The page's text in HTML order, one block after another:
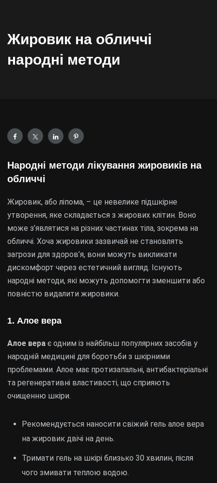
Жировик на обличчі
народні методи
Народні методи лікування жировиків на
обличчі
Жировик, або ліпома, – це невелике підшкірне
утворення, яке складається з жирових клітин. Воно
може з’являтися на різних частинах тіла, зокрема на
обличчі. Хоча жировики зазвичай не становлять
загрози для здоров’я, вони можуть викликати
дискомфорт через естетичний вигляд. Існують
народні методи, які можуть допомогти зменшити або
повністю видалити жировики.
1. Алое вера
Алое вера є одним із найбільш популярних засобів у
народній медицині для боротьби з шкірними
проблемами. Алое має протизапальні, антибактеріальні
та регенеративні властивості, що сприяють
очищенню шкіри.
Рекомендується наносити свіжий гель алое вера
на жировик двічі на день.
Тримати гель на шкірі близько 30 хвилин, після
чого змивати теплою водою.